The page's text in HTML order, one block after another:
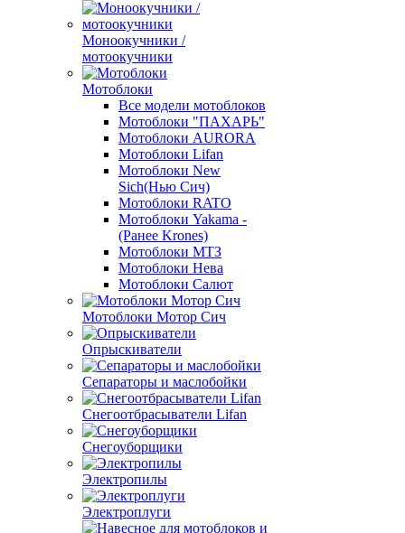
Моноокучники /
мотоокучники
Мотоблоки
Все модели мотоблоков
Мотоблоки "ПАХАРЬ"
Мотоблоки AURORA
Мотоблоки Lifan
Мотоблоки New
Sich(Нью Сич)
Мотоблоки RATO
Мотоблоки Yakama -
(Ранее Krones)
Мотоблоки МТЗ
Мотоблоки Нева
Мотоблоки Салют
Мотоблоки Мотор Сич
Опрыскиватели
Сепараторы и маслобойки
Снегоотбрасыватели Lifan
Снегоуборщики
Электропилы
Электроплуги